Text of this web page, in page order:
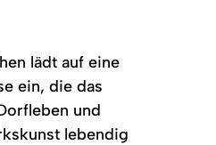
lädt auf eine
ein, die das
und
lebendig